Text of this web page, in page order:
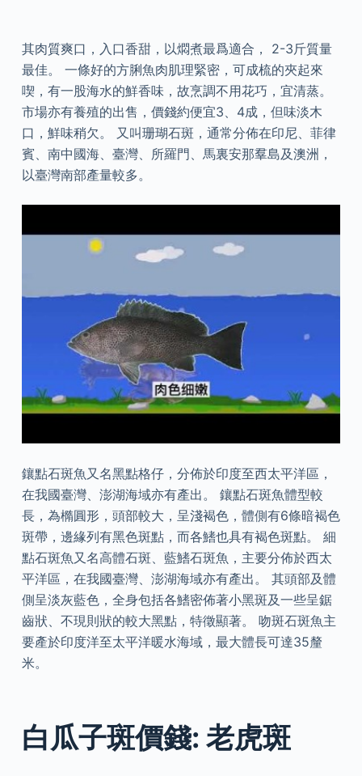
其肉質爽口，入口香甜，以燜煮最爲適合， 2-3斤質量
最佳。 一條好的方脷魚肉肌理緊密，可成梳的夾起來
喫，有一股海水的鮮香味，故烹調不用花巧，宜清蒸。
市場亦有養殖的出售，價錢約便宜3、4成，但味淡木
口，鮮味稍欠。 又叫珊瑚石斑，通常分佈在印尼、菲律
賓、南中國海、臺灣、所羅門、馬裏安那羣島及澳洲，
以臺灣南部產量較多。
鑲點石斑魚又名黑點格仔，分佈於印度至西太平洋區，
在我國臺灣、澎湖海域亦有產出。 鑲點石斑魚體型較
長，為橢圓形，頭部較大，呈淺褐色，體側有6條暗褐色
斑帶，邊緣列有黑色斑點，而各鰭也具有褐色斑點。 細
點石斑魚又名高體石斑、藍鰭石斑魚，主要分佈於西太
平洋區，在我國臺灣、澎湖海域亦有產出。 其頭部及體
側呈淡灰藍色，全身包括各鰭密佈著小黑斑及一些呈鋸
齒狀、不現則狀的較大黑點，特徵顯著。 吻斑石斑魚主
要產於印度洋至太平洋暖水海域，最大體長可達35釐
米。
白瓜子斑價錢: 老虎斑